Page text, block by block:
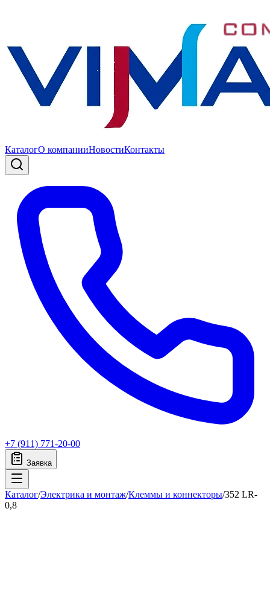
КаталогО компанииНовостиКонтакты
+7 (911) 771-20-00
Заявка
Каталог/Электрика и монтаж/Клеммы и коннекторы/352 LR-
0,8